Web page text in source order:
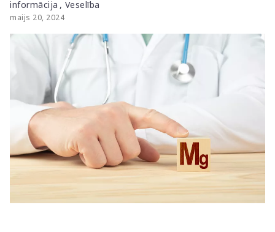
informācija Veselība
maijs 20, 2024